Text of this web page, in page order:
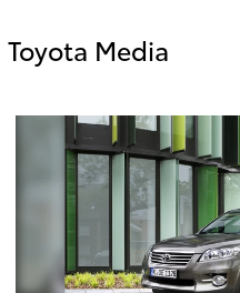
Toyota Media